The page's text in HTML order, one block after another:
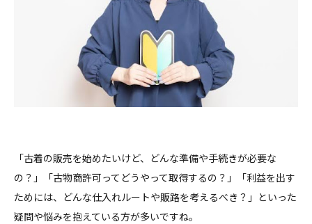
「古着の販売を始めたいけど、どんな準備や手続きが必要な
の？」「古物商許可ってどうやって取得するの？」「利益を出す
ためには、どんな仕入れルートや販路を考えるべき？」といった
疑問や悩みを抱えている方が多いですね。